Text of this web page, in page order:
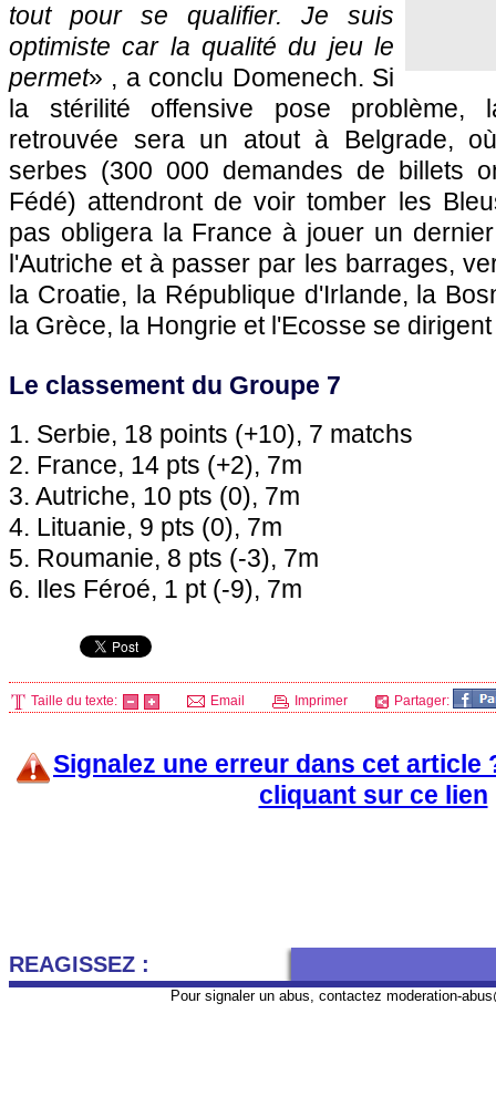
tout pour se qualifier. Je suis
optimiste car la qualité du jeu le
permet» , a conclu Domenech. Si
la stérilité offensive pose problème,
retrouvée sera un atout à Belgrade,
serbes (300 000 demandes de billets
Fédé) attendront de voir tomber les
pas obligera la France à jouer un
l'Autriche et à passer par les barrages,
la Croatie, la République d'Irlande, la
la Grèce, la Hongrie et l'Ecosse se
Le classement du Groupe 7
1. Serbie, 18 points (+10), 7 matchs
2. France, 14 pts (+2), 7m
3. Autriche, 10 pts (0), 7m
4. Lituanie, 9 pts (0), 7m
5. Roumanie, 8 pts (-3), 7m
6. Iles Féroé, 1 pt (-9), 7m
Taille du texte: Email Imprimer Partager:
Signalez une erreur dans cet article
cliquant sur ce lien
REAGISSEZ :
Pour signaler un abus, contactez moderation-